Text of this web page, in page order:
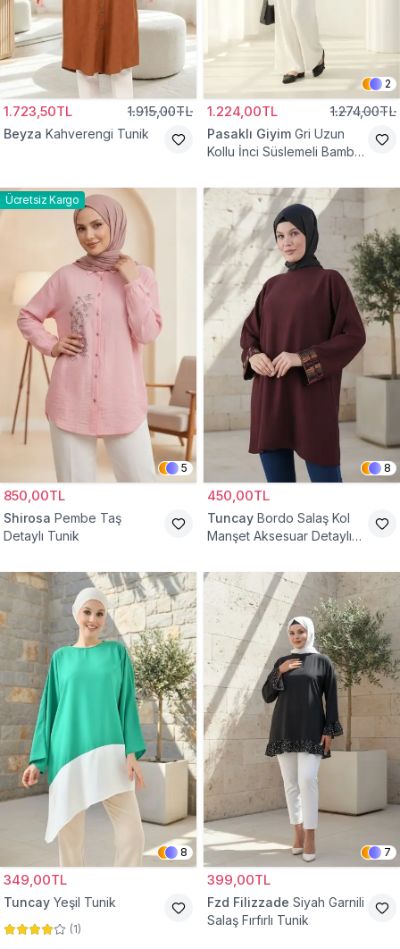
1.723,50TL 1.915,00TL
Beyza Kahverengi Tunik
2
1.224,00TL 1.274,00TL
Pasaklı Giyim Gri Uzun
Kollu İnci Süslemeli Bambu
Ücretsiz Kargo
5
850,00TL
Shirosa Pembe Taş
Detaylı Tunik
8
450,00TL
Tuncay Bordo Salaş Kol
Manşet Aksesuar Detaylı
8
349,00TL
Tuncay Yeşil Tunik
(1)
7
399,00TL
Fzd Filizzade Siyah Garnili
Salaş Fırfırlı Tunik